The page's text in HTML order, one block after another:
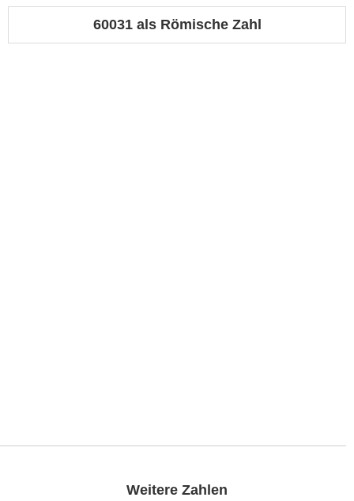
60031 als Römische Zahl
Weitere Zahlen